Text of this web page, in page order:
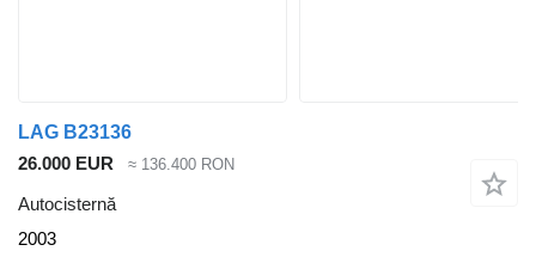
LAG B23136
26.000 EUR
≈ 136.400 RON
Autocisternă
2003